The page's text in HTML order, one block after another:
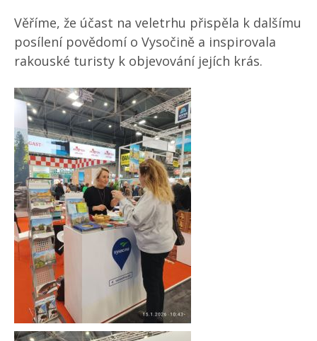
Věříme, že účast na veletrhu přispěla k dalšímu
posílení povědomí o Vysočině a inspirovala
rakouské turisty k objevování jejích krás.